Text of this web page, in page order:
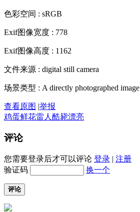
色彩空间 : sRGB
Exif图像宽度 : 778
Exif图像高度 : 1162
文件来源 : digital still camera
场景类型 : A directly photographed image
查看原图 |举报
鸡蛋鲜花雷人 酷毙漂亮
评论
您需要登录后才可以评论 登录 | 注册
验证码
换一个
评论